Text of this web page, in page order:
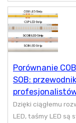
Porównanie
SOB:
Dzięki ciągłemu
LED, taśmy LED